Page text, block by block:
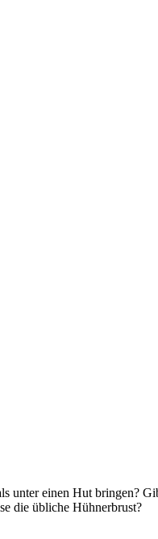
einen Hut bringen?
die übliche Hühnerbrust?